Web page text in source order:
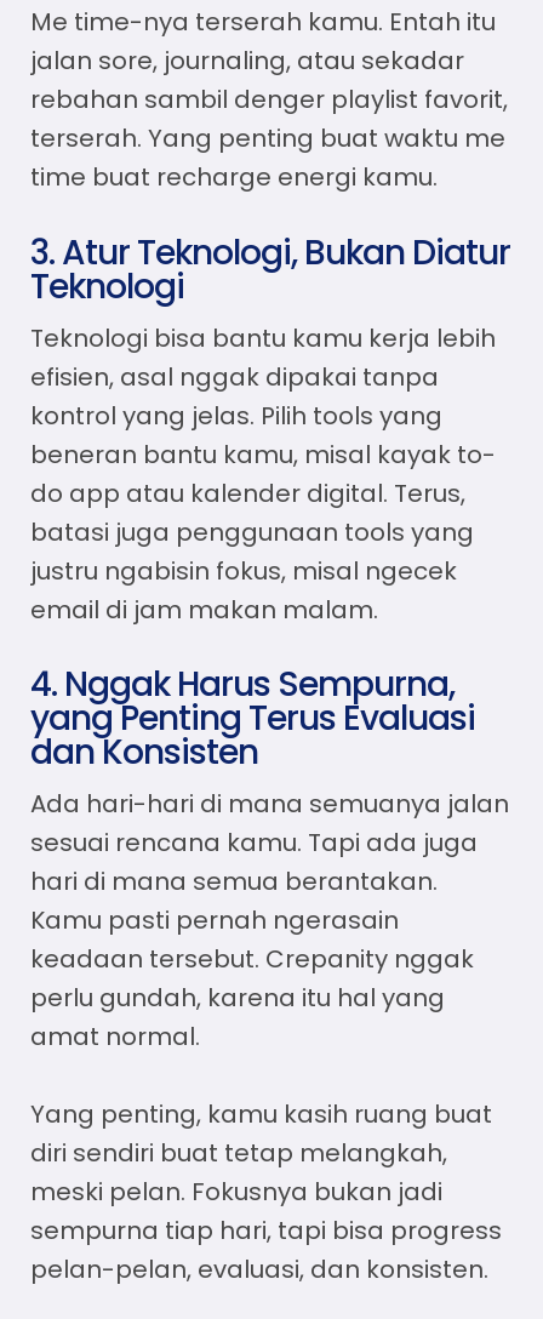
Me time-nya terserah kamu. Entah itu
jalan sore, journaling, atau sekadar
rebahan sambil denger playlist favorit,
terserah. Yang penting buat waktu me
time buat recharge energi kamu.
3. Atur Teknologi, Bukan Diatur
Teknologi
Teknologi bisa bantu kamu kerja lebih
efisien, asal nggak dipakai tanpa
kontrol yang jelas. Pilih tools yang
beneran bantu kamu, misal kayak to-
do app atau kalender digital. Terus,
batasi juga penggunaan tools yang
justru ngabisin fokus, misal ngecek
email di jam makan malam.
4. Nggak Harus Sempurna,
yang Penting Terus Evaluasi
dan Konsisten
Ada hari-hari di mana semuanya jalan
sesuai rencana kamu. Tapi ada juga
hari di mana semua berantakan.
Kamu pasti pernah ngerasain
keadaan tersebut. Crepanity nggak
perlu gundah, karena itu hal yang
amat normal.
Yang penting, kamu kasih ruang buat
diri sendiri buat tetap melangkah,
meski pelan. Fokusnya bukan jadi
sempurna tiap hari, tapi bisa progress
pelan-pelan, evaluasi, dan konsisten.